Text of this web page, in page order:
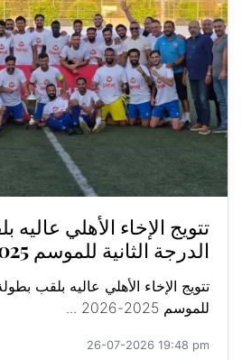
تتويج الإخاء الأهلي
الدرجة الثانية للموسم 2025-2026
تتويج الإخاء الأهلي عاليه بلقب
للموسم 2025-2026 ...
26-07-2026 19:48 pm